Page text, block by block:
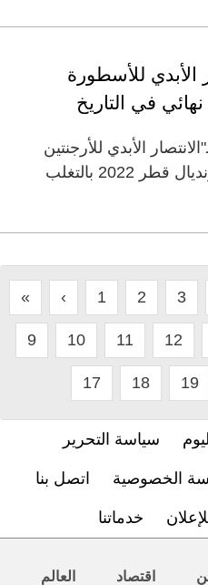
الأبدي للأسطورة
في التاريخ
الأبدي للأرجنتين
وميسي"، بعد الفوز بلقب مونديال قطر 2022 بالتغلب
« ‹ 1 2 3
9 10 11 12
17 18 19
سياسة التحرير
الخصوصية اتصل بنا
خدماتنا
اقتصاد العالم